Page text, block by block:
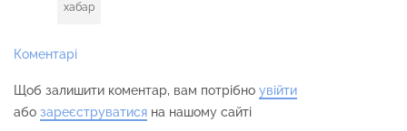
хабар
Коментарі
Щоб залишити коментар, вам потрібно увійти
або зареєструватися на нашому сайті